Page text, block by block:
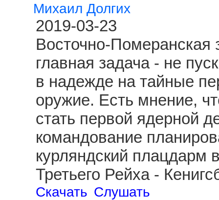
Михаил Долгих
2019-03-23
Восточно-Померанская
главная задача - не
в надежде на тайные
оружие. Есть мнение,
стать первой ядерной
командование
курляндский плацдарм
Третьего Рейха -
Скачать Слушать